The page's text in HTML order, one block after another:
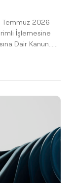
Temmuz 2026
İşlemesine
Dair Kanun...